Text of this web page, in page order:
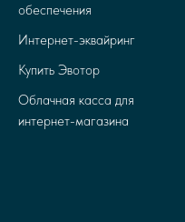
обеспечения
Интернет-эквайринг
Купить Эвотор
Облачная касса для
интернет-магазина